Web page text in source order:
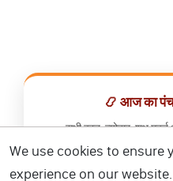
📿 आज का
सभी व्रत, त्योहार, शुभ
📅 हिंदी
We use cookies to ensure
experience on our